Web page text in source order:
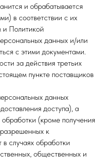
и обрабатывается
в соответствии с их
и Политикой
данных и/или
с этими документами.
за действия третьих
пункте поставщиков
данных
доступа), а
(кроме получения
к
случаях обработки
общественных и